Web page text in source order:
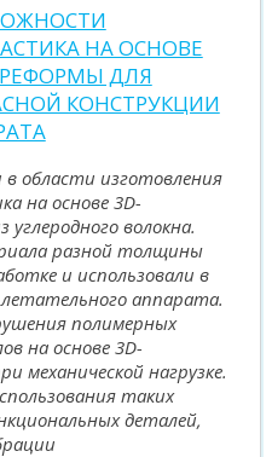
НА ОСНОВЕ
ДЛЯ
КОНСТРУКЦИИ
области изготовления
на основе 3D-
волокна.
разной толщины
и использовали в
летательного аппарата.
полимерных
на основе 3D-
механической нагрузке.
таких
деталей,